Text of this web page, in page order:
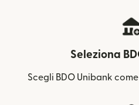
Seleziona
Scegli BDO Unibank